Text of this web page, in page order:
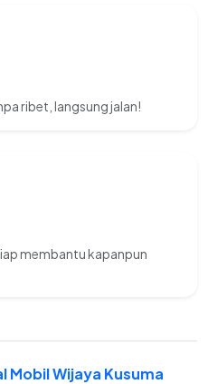
ribet, langsung jalan!
membantu kapanpun
Mobil Wijaya Kusuma